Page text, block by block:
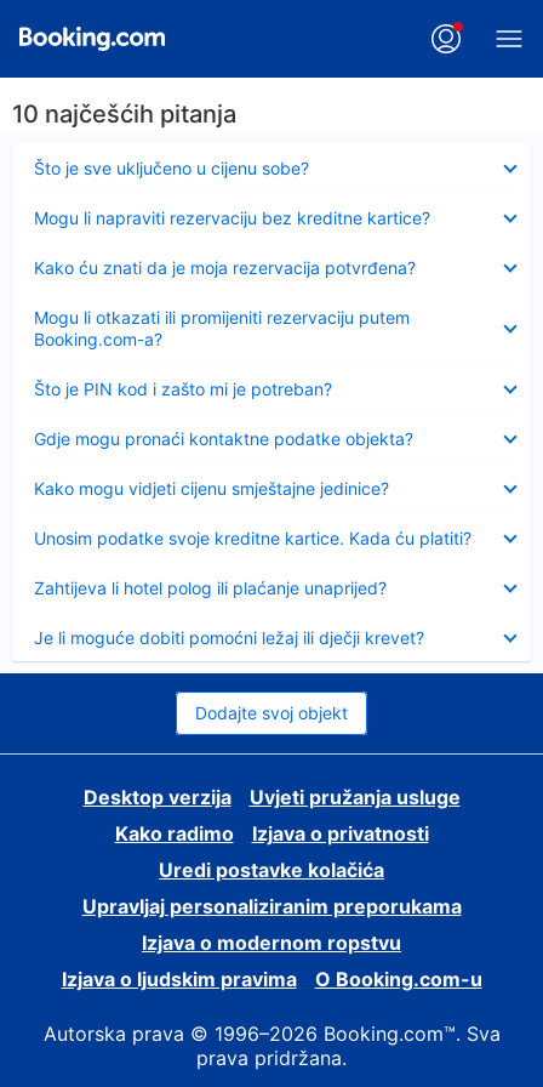
10 najčešćih pitanja
Što je sve uključeno u cijenu sobe?
Sažeto
Mogu li napraviti rezervaciju bez kreditne kartice?
Kako ću znati da je moja rezervacija potvrđena?
Mogu li otkazati ili promijeniti rezervaciju putem
Booking.com-a?
Što je PIN kod i zašto mi je potreban?
Sažeto
Gdje mogu pronaći kontaktne podatke objekta?
Kako mogu vidjeti cijenu smještajne jedinice?
Unosim podatke svoje kreditne kartice. Kada ću platiti?
Zahtijeva li hotel polog ili plaćanje unaprijed?
Je li moguće dobiti pomoćni ležaj ili dječji krevet?
Dodajte svoj objekt
Desktop verzija
Uvjeti pružanja usluge
Kako radimo
Izjava o privatnosti
Uredi postavke kolačića
Upravljaj personaliziranim preporukama
Izjava o modernom ropstvu
Izjava o ljudskim pravima
O Booking.com-u
Autorska prava © 1996–2026 Booking.com™. Sva
prava pridržana.